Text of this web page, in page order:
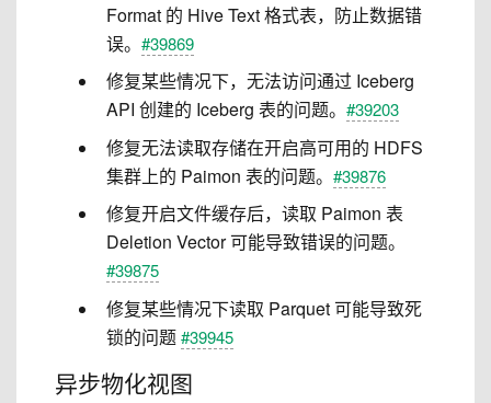
Format 的 Hive Text 格式表，防止数据错
误。 #39869
修复某些情况下，无法访问通过 Iceberg
API 创建的 Iceberg 表的问题。 #39203
修复无法读取存储在开启高可用的 HDFS
集群上的 Paimon 表的问题。 #39876
修复开启文件缓存后，读取 Paimon 表
Deletion Vector 可能导致错误的问题。
#39875
修复某些情况下读取 Parquet 可能导致死
锁的问题#39945
异步物化视图